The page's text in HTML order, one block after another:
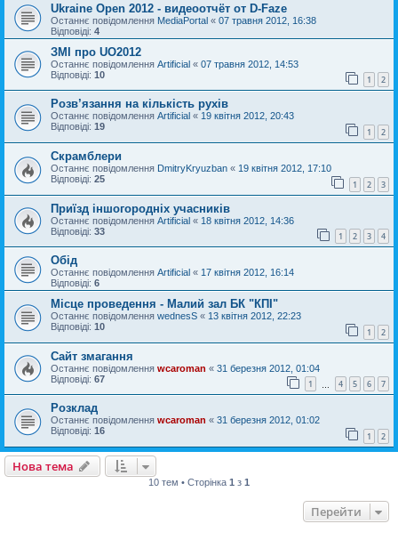
Ukraine Open 2012 - видеоотчёт от D-Faze
Останнє повідомлення MediaPortal « 07 травня 2012, 16:38
Відповіді: 4
ЗМІ про UO2012
Останнє повідомлення Artificial « 07 травня 2012, 14:53
Відповіді: 10 1 2
Розв’язання на кількість рухів
Останнє повідомлення Artificial « 19 квітня 2012, 20:43
Відповіді: 19 1 2
Скрамблери
Останнє повідомлення DmitryKryuzban « 19 квітня 2012, 17:10
Відповіді: 25 1 2 3
Приїзд іншогородніх учасників
Останнє повідомлення Artificial « 18 квітня 2012, 14:36
Відповіді: 33 1 2 3 4
Обід
Останнє повідомлення Artificial « 17 квітня 2012, 16:14
Відповіді: 6
Місце проведення - Малий зал БК "КПІ"
Останнє повідомлення wednesS « 13 квітня 2012, 22:23
Відповіді: 10 1 2
Сайт змагання
Останнє повідомлення wcaroman « 31 березня 2012, 01:04
Відповіді: 67 1 4 5 6 7
Розклад
Останнє повідомлення wcaroman « 31 березня 2012, 01:02
Відповіді: 16 1 2
Нова тема
10 тем • Сторінка 1 з 1
Перейти